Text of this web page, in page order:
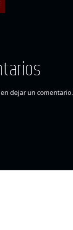
dejar un comentario.